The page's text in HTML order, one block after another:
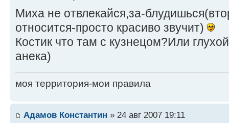
Миха не отвлекайся,за-
относится-просто красиво звучит)
Костик что там с кузнецом?Или
анека)
моя территория-мои правила
Адамов Константин » 24 авг 2007 19:11